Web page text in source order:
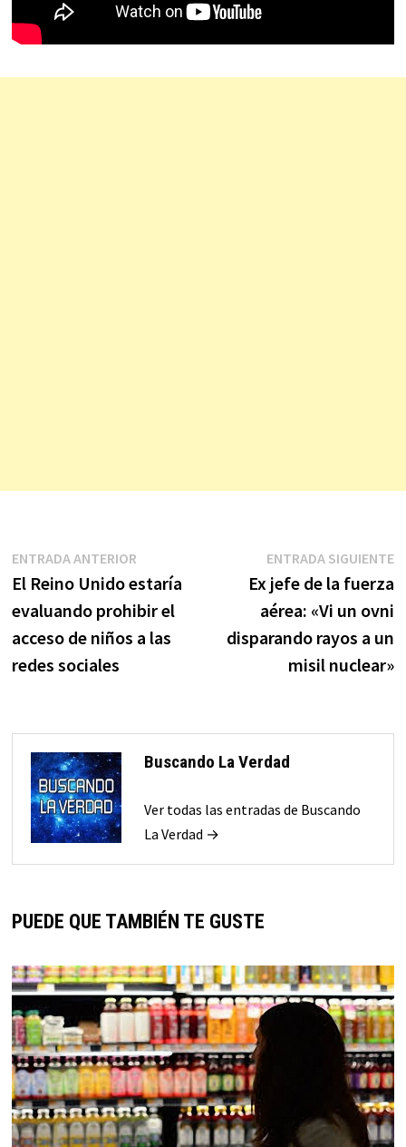
Navegación
de
entradas
ENTRADA ANTERIOREntrada
anterior:
El Reino Unido estaría
evaluando prohibir el
acceso de niños a las
redes sociales
ENTRADA SIGUIENTE
Ex jefe de la fuerza
aérea: «Vi un ovni
disparando rayos a un
misil nuclear»
Buscando La Verdad
Ver todas las entradas de Buscando
La Verdad →
PUEDE QUE TAMBIÉN TE GUSTE